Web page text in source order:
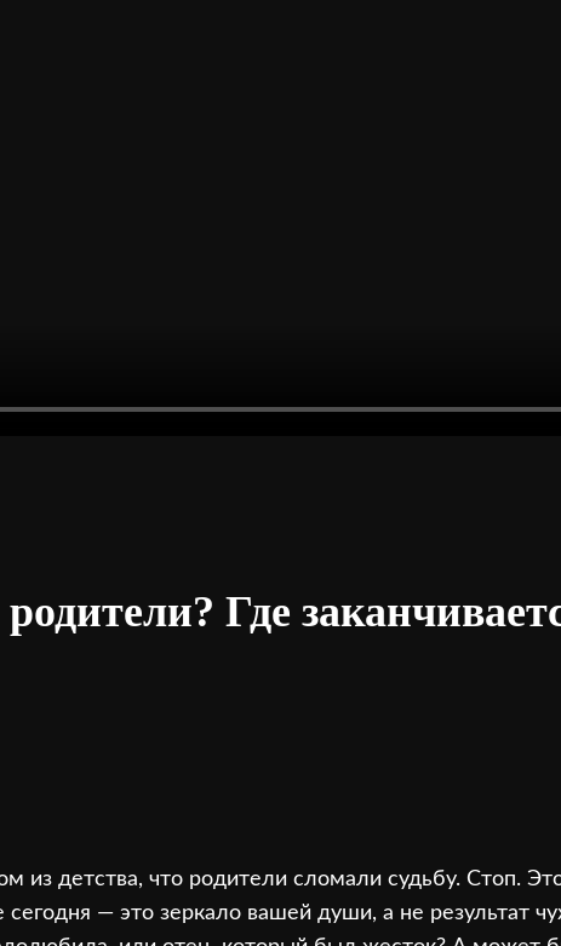
Где
из детства, что родители сломали судьбу. Стоп.
сегодня — это зеркало вашей души, а не результат